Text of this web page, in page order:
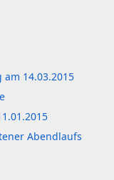
14.03.2015
Abendlaufs